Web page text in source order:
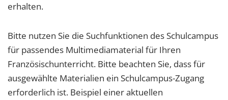
erhalten.
Bitte nutzen Sie die Suchfunktionen des Schulcampus
für passendes Multimediamaterial für Ihren
Französischunterricht. Bitte beachten Sie, dass für
ausgewählte Materialien ein Schulcampus-Zugang
erforderlich ist. Beispiel einer aktuellen